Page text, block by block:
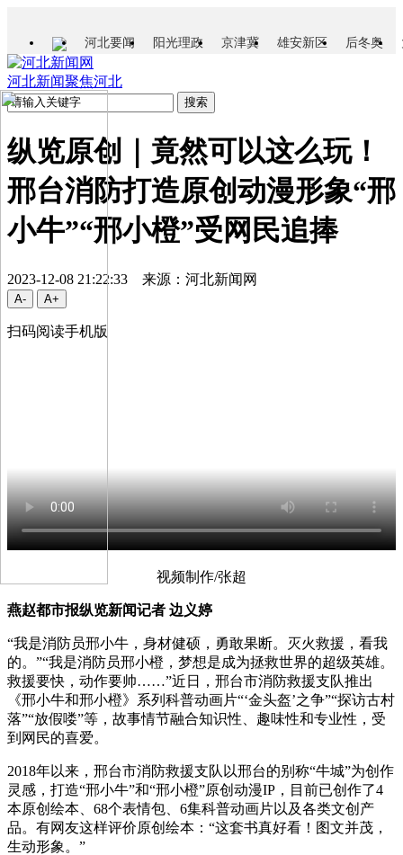
河北要闻 阳光理政 京津冀 雄安新区 后冬奥
河北新闻聚焦河北
纵览原创｜竟然可以这么玩！
邢台消防打造原创动漫形象“邢
小牛”“邢小橙”受网民追捧
2023-12-08 21:22:33 来源：河北新闻网
扫码阅读手机版
视频制作/张超
燕赵都市报纵览新闻记者 边义婷
“我是消防员邢小牛，身材健硕，勇敢果断。灭火救援，看我
的。”“我是消防员邢小橙，梦想是成为拯救世界的超级英雄。
救援要快，动作要帅……”近日，邢台市消防救援支队推出
《邢小牛和邢小橙》系列科普动画片“‘金头盔’之争”“探访古村
落”“放假喽”等，故事情节融合知识性、趣味性和专业性，受
到网民的喜爱。
2018年以来，邢台市消防救援支队以邢台的别称“牛城”为创作
灵感，打造“邢小牛”和“邢小橙”原创动漫IP，目前已创作了4
本原创绘本、68个表情包、6集科普动画片以及各类文创产
品。有网友这样评价原创绘本：“这套书真好看！图文并茂，
生动形象。”